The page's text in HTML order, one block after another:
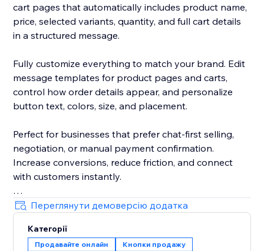
cart pages that automatically includes product name,
price, selected variants, quantity, and full cart details
in a structured message.
Fully customize everything to match your brand. Edit
message templates for product pages and carts,
control how order details appear, and personalize
button text, colors, size, and placement.
Perfect for businesses that prefer chat-first selling,
negotiation, or manual payment confirmation.
Increase conversions, reduce friction, and connect
with customers instantly.
No coding required. Easy to set up and works
seamlessly with your store.
Переглянути демоверсію додатка
Категорії
Продавайте онлайн Кнопки продажу